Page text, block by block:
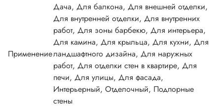
Применение
Дача, Для балкона, Для внешней отделки,
Для внутренней отделки, Для внутренних
работ, Для зоны барбекю, Для интерьера,
Для камина, Для крыльца, Для кухни, Для
ландшафтного дизайна, Для наружных
работ, Для отделки стен в квартире, Для
печи, Для улицы, Для фасада,
Интерьерный, Отделочный, Подпорные
стены